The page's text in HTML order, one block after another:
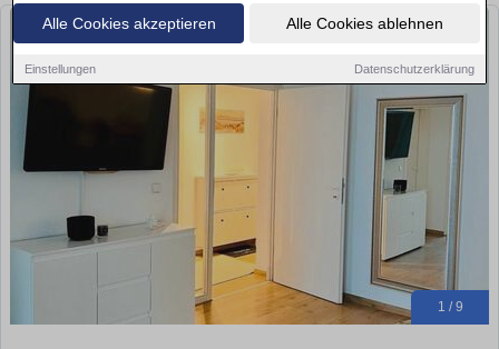
Alle Cookies akzeptieren Alle Cookies ablehnen
Einstellungen Datenschutzerklärung
1 / 9